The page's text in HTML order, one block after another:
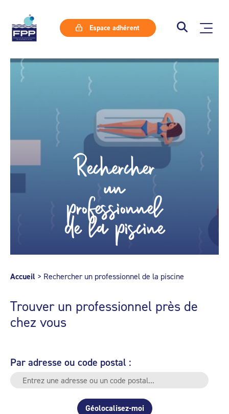
Espace adhérent
Rechercher
un
professionnel
de la piscine
Accueil > Rechercher un professionnel de la piscine
Trouver un professionnel près de
chez vous
Par adresse ou code postal :
Géolocalisez-moi